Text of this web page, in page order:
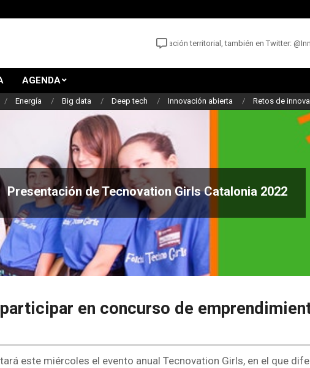
Las noticias y oportunidades para la innovación territorial, también en Twitter: @InnTerr
AGENDA
Energía Big data Deep tech Innovación abierta Retos de
Presentación de Tecnovation Girls Catalonia 2022
en concurso de
este miércoles el evento anual Tecnovation Girls, en el que